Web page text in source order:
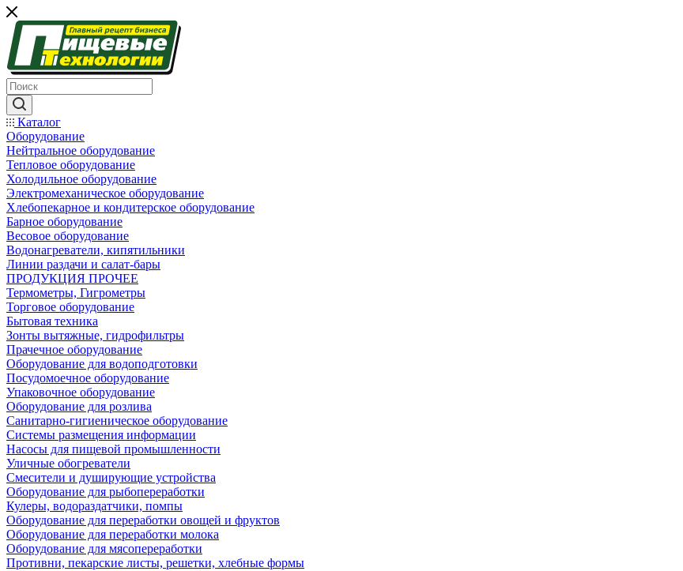
Каталог
Оборудование
Нейтральное оборудование
Тепловое оборудование
Холодильное оборудование
Электромеханическое оборудование
Хлебопекарное и кондитерское оборудование
Барное оборудование
Весовое оборудование
Водонагреватели, кипятильники
Линии раздачи и салат-бары
ПРОДУКЦИЯ ПРОЧЕЕ
Термометры, Гигрометры
Торговое оборудование
Бытовая техника
Зонты вытяжные, гидрофильтры
Прачечное оборудование
Оборудование для водоподготовки
Посудомоечное оборудование
Упаковочное оборудование
Оборудование для розлива
Санитарно-гигиеническое оборудование
Системы размещения информации
Насосы для пищевой промышленности
Уличные обогреватели
Смесители и душирующие устройства
Оборудование для рыбопереработки
Кулеры, водораздатчики, помпы
Оборудование для переработки овощей и фруктов
Оборудование для переработки молока
Оборудование для мясопереработки
Противни, пекарские листы, решетки, хлебные формы